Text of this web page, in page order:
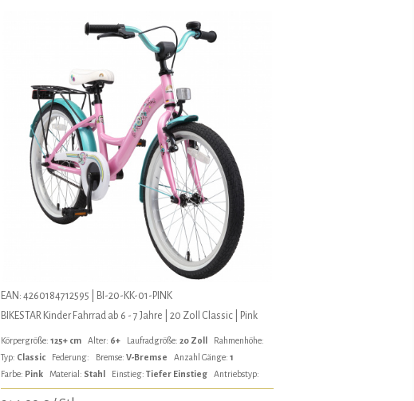
EAN: 4260184712595 | BI-20-KK-01-PINK
BIKESTAR Kinder Fahrrad ab 6 - 7 Jahre | 20 Zoll Classic | Pink
Körpergröße: 125+ cm Alter: 6+ Laufradgröße: 20 Zoll
Rahmenhöhe:
Typ: Classic Federung: Bremse: V-Bremse Anzahl Gänge: 1
Farbe: Pink Material: Stahl Einstieg: Tiefer Einstieg Antriebstyp: